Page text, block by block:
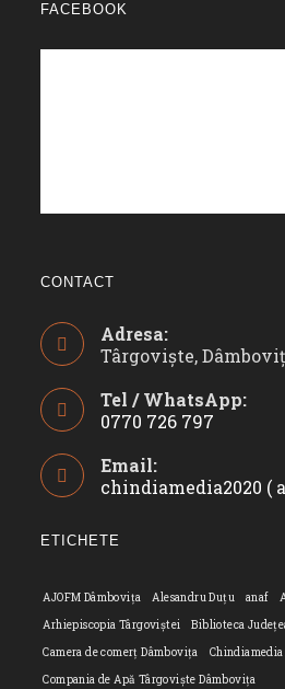
FACEBOOK
CONTACT
Adresa:
Târgoviște,
Tel / WhatsApp:
0770 726 797
in
your
Email:
chindiamedia2020 (
ETICHETE
AJOFM Dâmbovița Alesandru Duțu anaf
Arhiepiscopia Târgoviștei
Biblioteca
Camera de comerț Dâmbovița
Compania de Apă Târgoviște Dâmbovița